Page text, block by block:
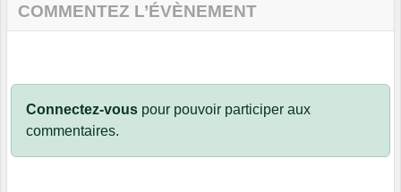
COMMENTEZ L’ÉVÈNEMENT
Connectez-vous pour pouvoir participer aux
commentaires.